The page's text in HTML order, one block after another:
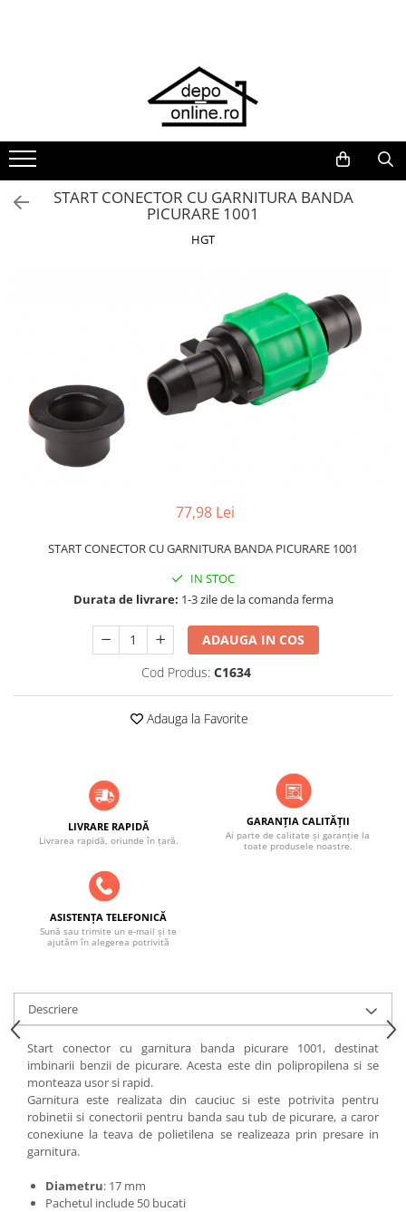
Grătare barbeque din fontă
România
Grătare tehnice din fontă România
Vase de gătit din fontă România
Grătare din inox
Grătare electrice
Grătare pe cărbuni
GRĂTARE PE GAZ
Uși pentru sobă și șemineu
Vase pentru gătit din aluminiu
Vase pentru gătit din fontă
Vase pentru gătit din inox
Vase pentru gătit din oțel
CUPTOARE PENTRU SOBĂ
ACCESORII PENTRU GATIT
COPERTINE ȘI PRELATE
polietilenă cu inele
COȘURI DE FUM
Coșuri de fum din beton
Coșuri de fum din otel
DIVERSE
INSTALAȚII
Baterii și accesorii
PLASE DE UMBRIRE/ ANTIGRINDINĂ
PRODUSE PENTRU GRĂDINARIT
Irigații pentru grădină
Unelte pentru grădinărit
START CONECTOR CU GARNITURA BANDA
PICURARE 1001
HGT
77,98 Lei
START CONECTOR CU GARNITURA BANDA PICURARE 1001
IN STOC
Durata de livrare: 1-3 zile de la comanda ferma
ADAUGA IN COS
Cod Produs: C1634
Adauga la Favorite
LIVRARE RAPIDĂ
Livrarea rapidă, oriunde în țară.
GARANȚIA CALITĂȚII
Ai parte de calitate și garanție la
toate produsele noastre.
ASISTENȚA TELEFONICĂ
Sună sau trimite un e-mail și te
ajutăm în alegerea potrivită
Descriere
Start conector cu garnitura banda picurare 1001, destinat
imbinarii benzii de picurare. Acesta este din polipropilena si se
monteaza usor si rapid.
Garnitura este realizata din cauciuc si este potrivita pentru
robinetii si conectorii pentru banda sau tub de picurare, a caror
conexiune la teava de polietilena se realizeaza prin presare in
garnitura.
Diametru: 17 mm
Pachetul include 50 bucati